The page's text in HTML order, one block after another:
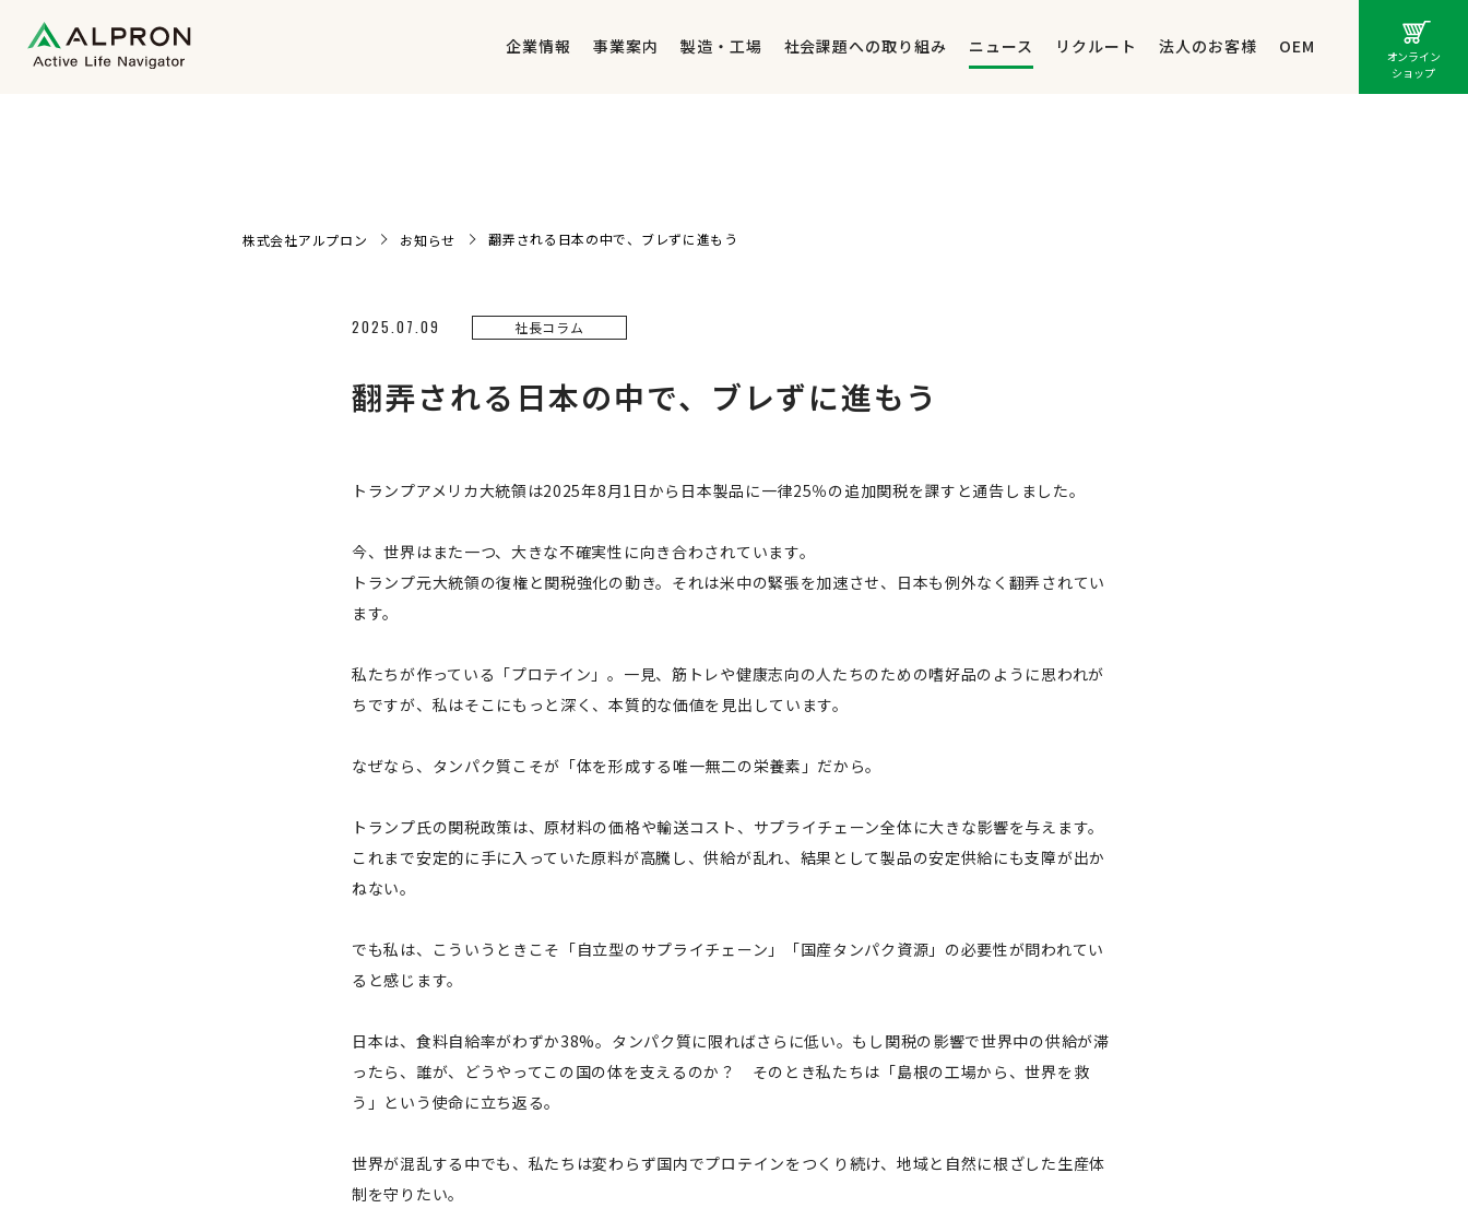
企業情報 事業案内 製造・工場 社会課題への取り組み ニュース リクルート 法人のお客様 OEM
オンライン
ショップ
株式会社アルプロン お知らせ 翻弄される日本の中で、ブレずに進もう
2025.07.09 社長コラム
翻弄される日本の中で、ブレずに進もう
トランプアメリカ大統領は2025年8月1日から日本製品に一律25％の追加関税を課すと通告しました。
今、世界はまた一つ、大きな不確実性に向き合わされています。
トランプ元大統領の復権と関税強化の動き。それは米中の緊張を加速させ、日本も例外なく翻弄されてい
ます。
私たちが作っている「プロテイン」。一見、筋トレや健康志向の人たちのための嗜好品のように思われが
ちですが、私はそこにもっと深く、本質的な価値を見出しています。
なぜなら、タンパク質こそが「体を形成する唯一無二の栄養素」だから。
トランプ氏の関税政策は、原材料の価格や輸送コスト、サプライチェーン全体に大きな影響を与えます。
これまで安定的に手に入っていた原料が高騰し、供給が乱れ、結果として製品の安定供給にも支障が出か
ねない。
でも私は、こういうときこそ「自立型のサプライチェーン」「国産タンパク資源」の必要性が問われてい
ると感じます。
日本は、食料自給率がわずか38%。タンパク質に限ればさらに低い。もし関税の影響で世界中の供給が滞
ったら、誰が、どうやってこの国の体を支えるのか？ そのとき私たちは「島根の工場から、世界を救
う」という使命に立ち返る。
世界が混乱する中でも、私たちは変わらず国内でプロテインをつくり続け、地域と自然に根ざした生産体
制を守りたい。